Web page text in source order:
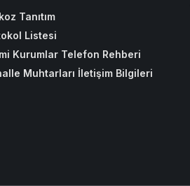
Tanıtım
Listesi
Kurumlar Telefon Rehberi
Muhtarları İletişim Bilgileri